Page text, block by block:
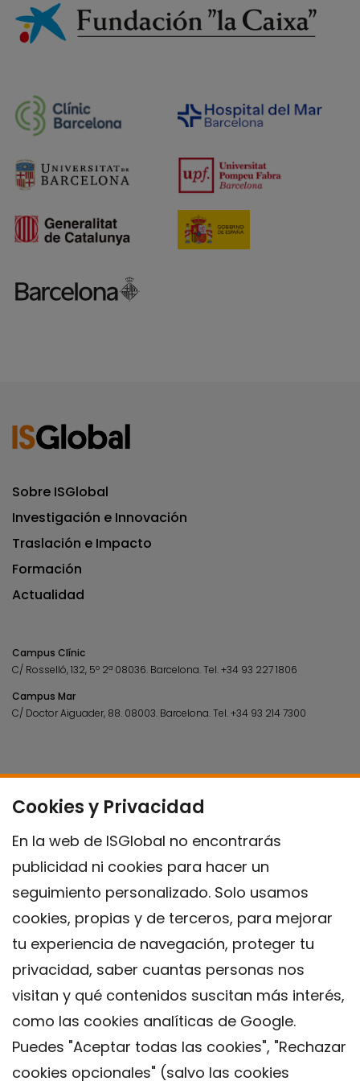
Cookies y Privacidad
En la web de ISGlobal no encontrarás
publicidad ni cookies para hacer un
seguimiento personalizado. Solo usamos
cookies, propias y de terceros, para mejorar
tu experiencia de navegación, proteger tu
privacidad, saber cuantas personas nos
visitan y qué contenidos suscitan más interés,
como las cookies analíticas de Google.
Puedes "Aceptar todas las cookies", "Rechazar
cookies opcionales" (salvo las cookies
Sobre ISGlobal
Investigación e Innovación
Traslación e Impacto
Formación
Actualidad
Campus Clínic
C/ Rosselló, 132, 5º 2ª 08036. Barcelona.Tel.+34 93 227 1806
Campus Mar
C/ Doctor Aiguader, 88. 08003. Barcelona.Tel.+34 93 214 7300